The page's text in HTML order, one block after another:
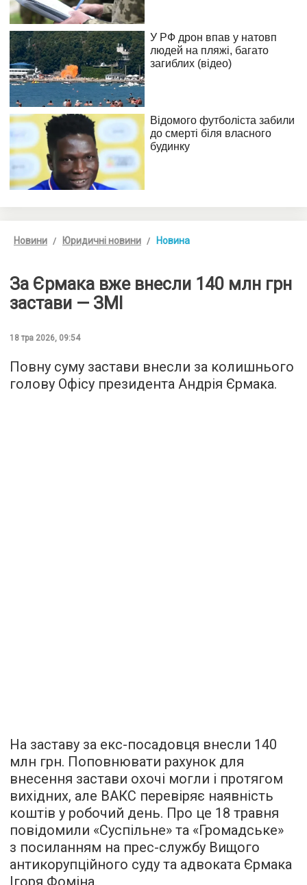
Новини Юридичні новини Новина
За Єрмака вже внесли 140 млн грн
застави — ЗМІ
18 тра 2026, 09:54
Повну суму застави внесли за колишнього
голову Офісу президента Андрія Єрмака.
На заставу за екс-посадовця внесли 140
млн грн. Поповнювати рахунок для
внесення застави охочі могли і протягом
вихідних, але ВАКС перевіряє наявність
коштів у робочий день. Про це 18 травня
повідомили «Суспільне» та «Громадське»
з посиланням на прес-службу Вищого
антикорупційного суду та адвоката Єрмака
Ігоря Фоміна.